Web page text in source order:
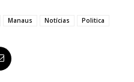
Manaus Notícias Politica